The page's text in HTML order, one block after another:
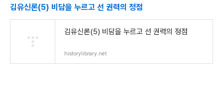
김유신론(5) 비담을 누르고 선 권력의 정점
김유신론(5) 비담을 누르고 선 권력의 정점
historylibrary.net